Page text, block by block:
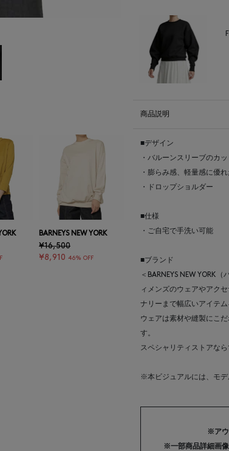
BARNEYS NEW YORK
¥16,500
¥8,910 46% OFF
F
商品説明
■デザイン
・バルーンスリーブのカ
・膨らみ感、軽量感に優
・ドロップショルダー
■仕様
・ご自宅で手洗い可能
■ブランド
＜BARNEYS NEW YORK
ィメンズのウェアやアク
ナリーまで幅広いアイテム
ウェアは素材や縫製にこ
す。
スペシャリティストアな
※本ビジュアルには、モデ
※アウ
※一部商品詳細画像